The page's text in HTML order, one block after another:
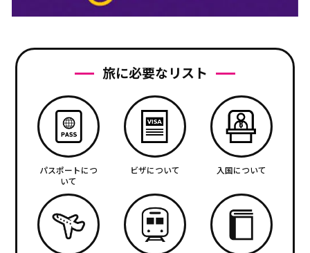
旅に必要なリスト
パスポートにつ
いて
ビザについて 入国について